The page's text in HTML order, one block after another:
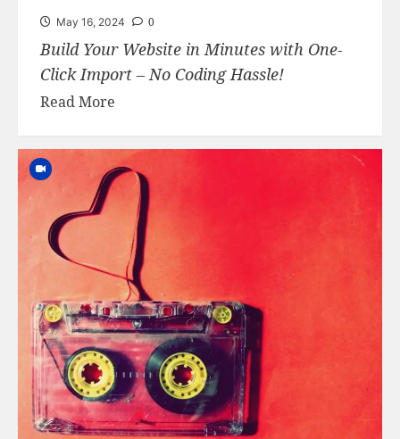
May 16, 2024 0
Build Your Website in Minutes with One-
Click Import – No Coding Hassle!
Read More